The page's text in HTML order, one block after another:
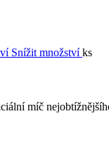
Snížit množstvíks
míč